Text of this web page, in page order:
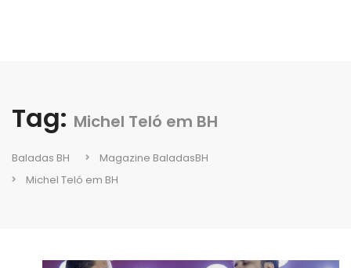
Tag: Michel Teló em BH
Baladas BH
Magazine BaladasBH
Michel Teló em BH